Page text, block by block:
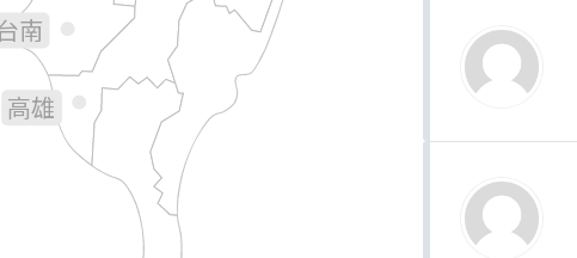
南
高雄
屏東
台東